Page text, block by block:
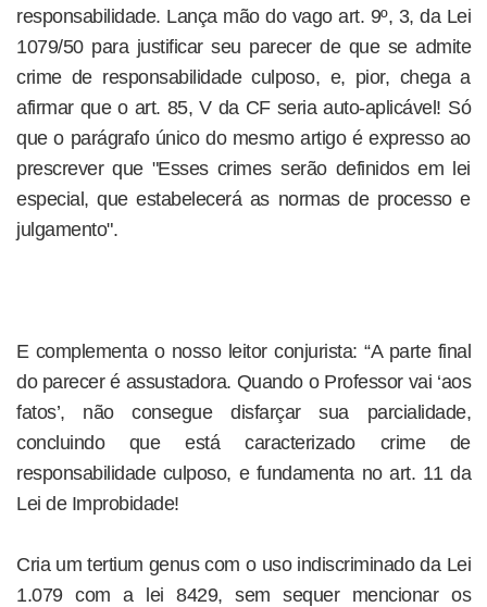
responsabilidade. Lança mão do vago art. 9º, 3, da Lei
1079/50 para justificar seu parecer de que se admite
crime de responsabilidade culposo, e, pior, chega a
afirmar que o art. 85, V da CF seria auto-aplicável! Só
que o parágrafo único do mesmo artigo é expresso ao
prescrever que "Esses crimes serão definidos em lei
especial, que estabelecerá as normas de processo e
julgamento".
E complementa o nosso leitor conjurista: “A parte final
do parecer é assustadora. Quando o Professor vai ‘aos
fatos’, não consegue disfarçar sua parcialidade,
concluindo que está caracterizado crime de
responsabilidade culposo, e fundamenta no art. 11 da
Lei de Improbidade!
Cria um tertium genus com o uso indiscriminado da Lei
1.079 com a lei 8429, sem sequer mencionar os